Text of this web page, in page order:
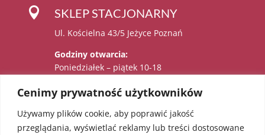
Cenimy prywatność użytkowników
Używamy plików cookie, aby poprawić jakość
przeglądania, wyświetlać reklamy lub treści dostosowane
 SKLEP STACJONARNY
Ul. Kościelna 43/5 Jeżyce Poznań
Godziny otwarcia:
Poniedziałek – piątek 10-18

Administratorem danych osobowych jest: